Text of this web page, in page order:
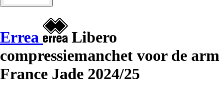
Errea
Libero
compressiemanchet voor de arm
France Jade 2024/25